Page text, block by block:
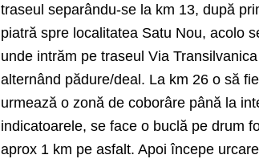
traseul separându-se la km 13, după
piatră spre localitatea Satu Nou, acolo
unde intrăm pe traseul Via
alternând pădure/deal. La km 26 o să
urmează o zonă de coborâre până la
indicatoarele, se face o buclă pe drum
aprox 1 km pe asfalt. Apoi începe